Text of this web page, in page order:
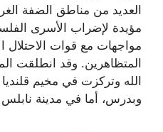
العديد من مناطق الضفة
مؤيدة لإضراب الأسرى
مواجهات مع قوات الاحتلال
المتظاهرين. وقد انطلقت
الله وتركزت في مخيم
وبدرس، أما في مدينة